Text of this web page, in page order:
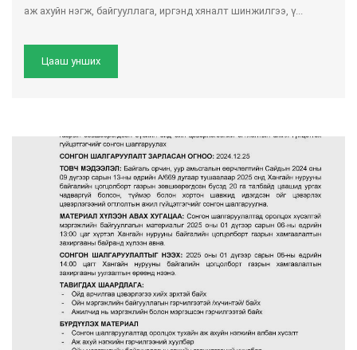
аж ахуйн нэгж, байгууллага, иргэнд хяналт шинжилгээ, ү...
Цааш унших